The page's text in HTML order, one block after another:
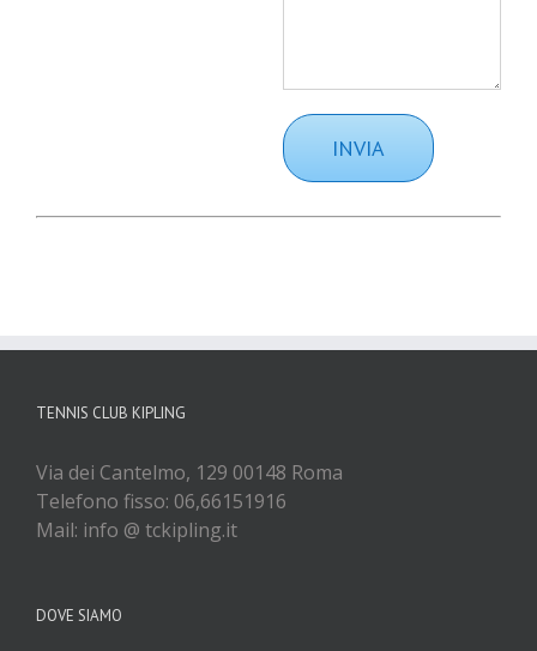
TENNIS CLUB KIPLING
Via dei Cantelmo, 129 00148 Roma
Telefono fisso: 06,66151916
Mail: info @ tckipling.it
DOVE SIAMO